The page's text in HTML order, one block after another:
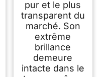
pur et le plus
transparent du
marché. Son
extrême
brillance
demeure
intacte dans le